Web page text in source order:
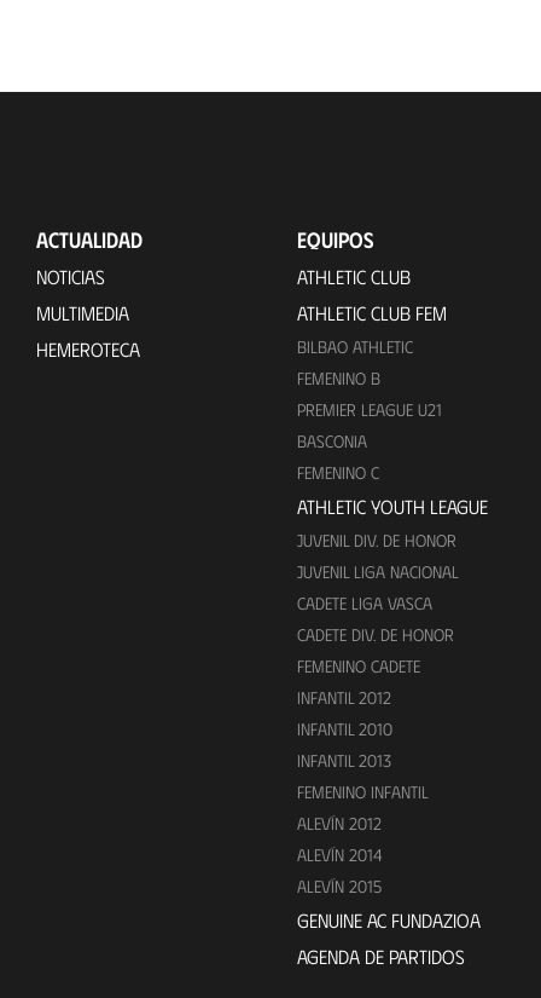
ACTUALIDAD
NOTICIAS
MULTIMEDIA
HEMEROTECA
EQUIPOS
ATHLETIC CLUB
ATHLETIC CLUB FEM
BILBAO ATHLETIC
FEMENINO B
PREMIER LEAGUE U21
BASCONIA
FEMENINO C
ATHLETIC YOUTH LEAGUE
JUVENIL DIV. DE HONOR
JUVENIL LIGA NACIONAL
CADETE LIGA VASCA
CADETE DIV. DE HONOR
FEMENINO CADETE
INFANTIL 2012
INFANTIL 2010
INFANTIL 2013
FEMENINO INFANTIL
ALEVÍN 2012
ALEVÍN 2014
ALEVÍN 2015
GENUINE AC FUNDAZIOA
AGENDA DE PARTIDOS